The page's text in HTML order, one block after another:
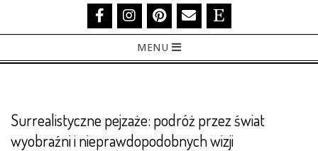
Navigation
MENU
Surrealistyczne pejzaże: podróż przez świat
wyobraźni i nieprawdopodobnych wizji